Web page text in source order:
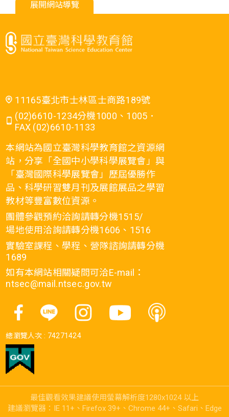
展開網站導覽
11165臺北市士林區士商路189號
(02)6610-1234分機1000、1005．
FAX (02)6610-1133
本網站為國立臺灣科學教育館之資源網
站，分享「全國中小學科學展覽會」與
「臺灣國際科學展覽會」歷屆優勝作
品、科學研習雙月刊及展館展品之學習
教材等豐富數位資源。
團體參觀預約洽詢請轉分機1515/
場地使用洽詢請轉分機1606、1516
實驗室課程、學程、營隊諮詢請轉分機
1689
如有本網站相關疑問可洽E-mail：
ntsec@mail.ntsec.gov.tw
總瀏覽人次 : 74271424
最佳觀看效果建議使用螢幕解析度1280x1024 以上
建議瀏覽器：IE 11+、Firefox 39+、Chrome 44+、Safari、Edge